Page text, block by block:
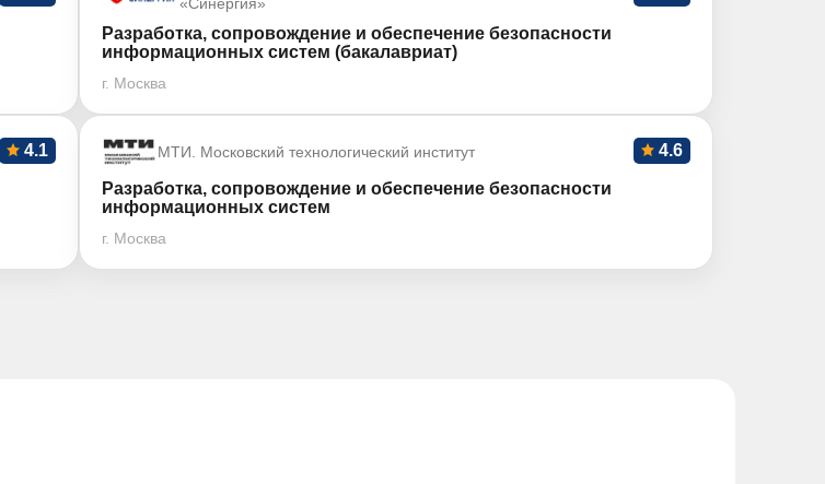
Разработка, сопровождение и обеспечение безопасности
информационных систем (бакалавриат)
г. Москва
4.1 МТИ. Московский технологический институт 4.6
Разработка, сопровождение и обеспечение безопасности
информационных систем
г. Москва